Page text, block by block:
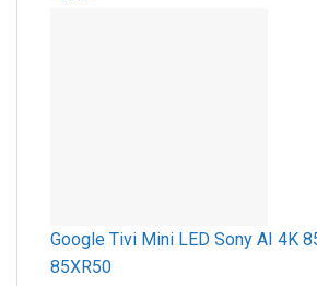
Google Tivi Mini LED Sony AI 4K
85XR50